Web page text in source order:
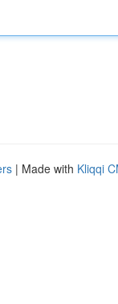
| Made with Kliqqi